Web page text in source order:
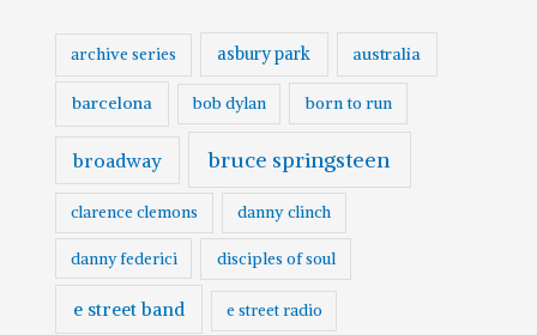
o
archive series asbury park australia
barcelona bob dylan born to run
broadway bruce springsteen
clarence clemons danny clinch
danny federici disciples of soul
e street band e street radio